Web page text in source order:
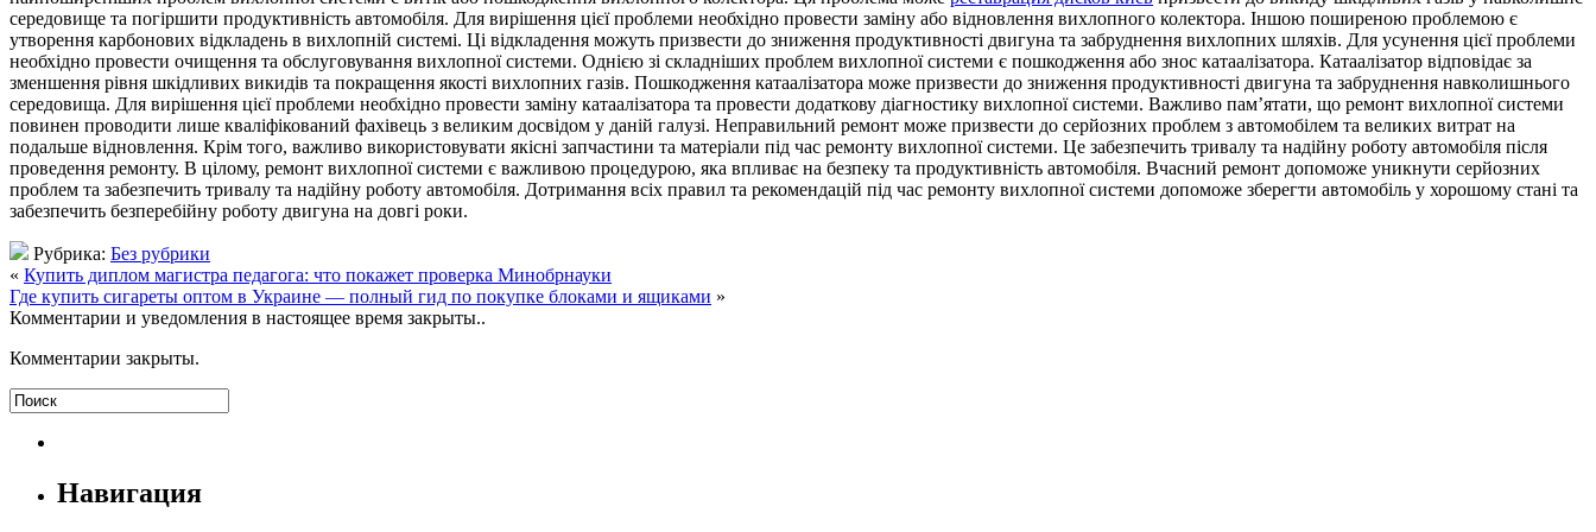
середовище та погіршити продуктивність автомобіля. Для вирішення цієї проблеми необхідно провести заміну або відновлення вихлопного колектора. Іншою поширеною проблемою є
утворення карбонових відкладень в вихлопній системі. Ці відкладення можуть призвести до зниження продуктивності двигуна та забруднення вихлопних шляхів. Для усунення цієї проблеми
необхідно провести очищення та обслуговування вихлопної системи. Однією зі складніших проблем вихлопної системи є пошкодження або знос катаалізатора. Катаалізатор відповідає за
зменшення рівня шкідливих викидів та покращення якості вихлопних газів. Пошкодження катаалізатора може призвести до зниження продуктивності двигуна та забруднення навколишнього
середовища. Для вирішення цієї проблеми необхідно провести заміну катаалізатора та провести додаткову діагностику вихлопної системи. Важливо пам’ятати, що ремонт вихлопної системи
повинен проводити лише кваліфікований фахівець з великим досвідом у даній галузі. Неправильний ремонт може призвести до серйозних проблем з автомобілем та великих витрат на
подальше відновлення. Крім того, важливо використовувати якісні запчастини та матеріали під час ремонту вихлопної системи. Це забезпечить тривалу та надійну роботу автомобіля після
проведення ремонту. В цілому, ремонт вихлопної системи є важливою процедурою, яка впливає на безпеку та продуктивність автомобіля. Вчасний ремонт допоможе уникнути серйозних
проблем та забезпечить тривалу та надійну роботу автомобіля. Дотримання всіх правил та рекомендацій під час ремонту вихлопної системи допоможе зберегти автомобіль у хорошому стані та
забезпечить безперебійну роботу двигуна на довгі роки.
Рубрика: Без рубрики
« Купить диплом магистра педагога: что покажет проверка Минобрнауки
Где купить сигареты оптом в Украине — полный гид по покупке блоками и ящиками »
Комментарии и уведомления в настоящее время закрыты..
Комментарии закрыты.
Навигация